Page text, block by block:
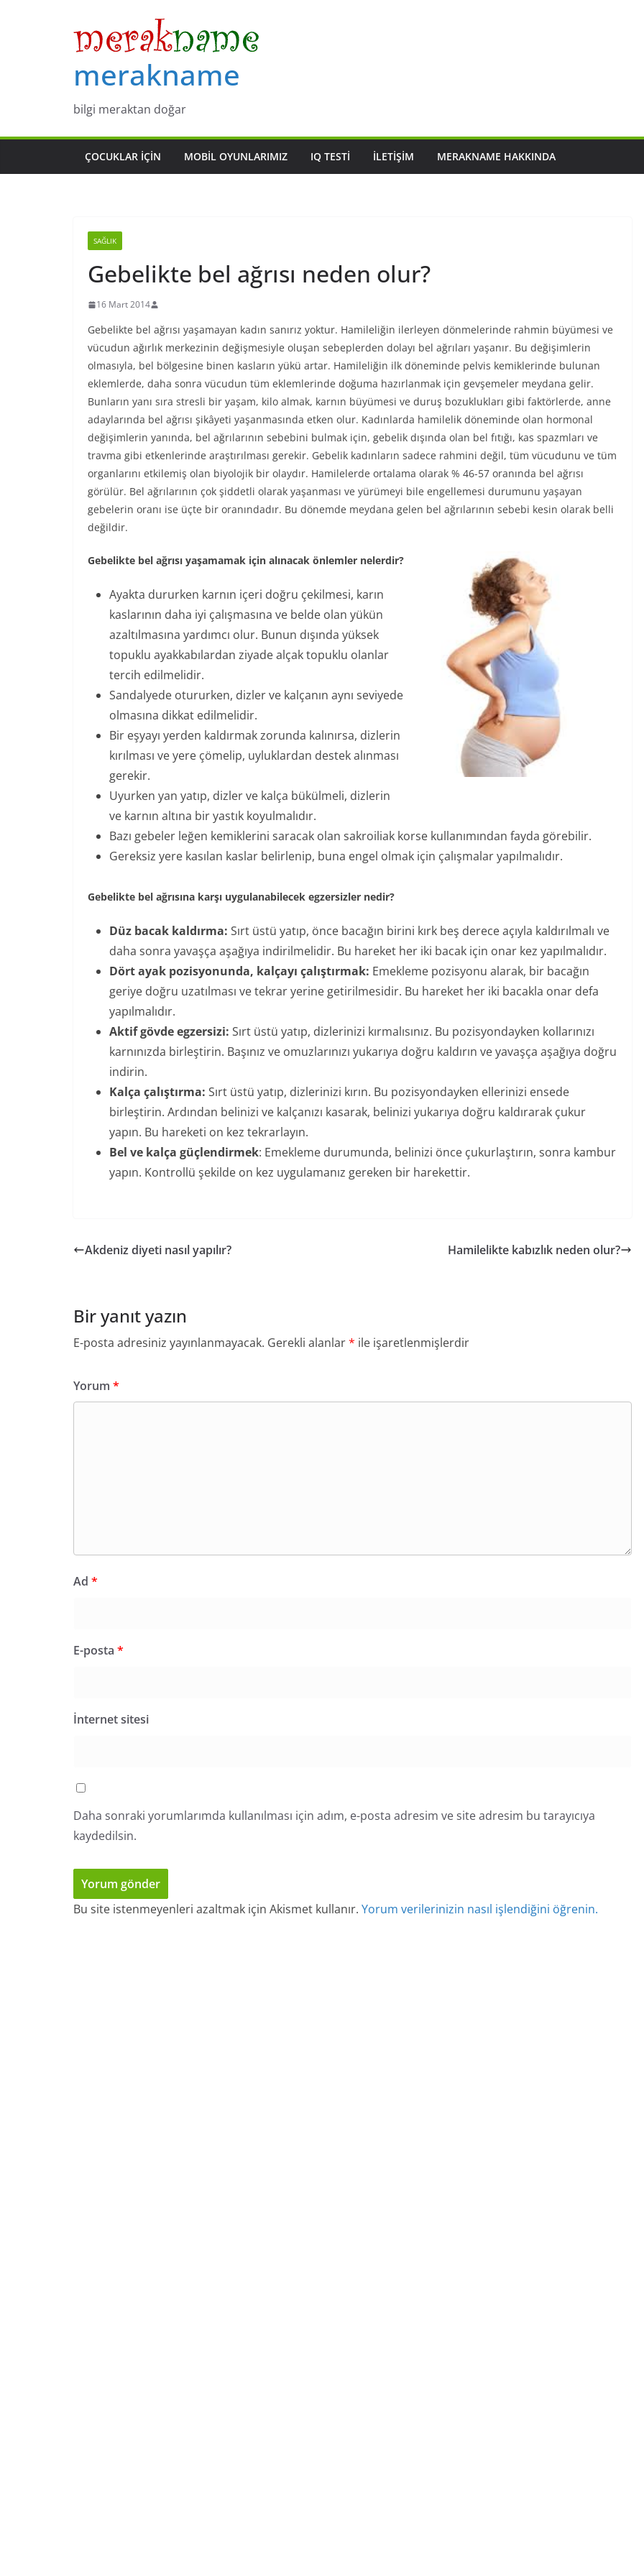
merakname
bilgi meraktan doğar
ÇOCUKLAR IÇIN MOBIL OYUNLARIMIZ IQ TESTI İLETIŞIM MERAKNAME HAKKINDA
SAĞLIK
Gebelikte bel ağrısı neden olur?
16 Mart 2014
Gebelikte bel ağrısı yaşamayan kadın sanırız yoktur. Hamileliğin ilerleyen dönmelerinde rahmin büyümesi ve
vücudun ağırlık merkezinin değişmesiyle oluşan sebeplerden dolayı bel ağrıları yaşanır. Bu değişimlerin
olmasıyla, bel bölgesine binen kasların yükü artar. Hamileliğin ilk döneminde pelvis kemiklerinde bulunan
eklemlerde, daha sonra vücudun tüm eklemlerinde doğuma hazırlanmak için gevşemeler meydana gelir.
Bunların yanı sıra stresli bir yaşam, kilo almak, karnın büyümesi ve duruş bozuklukları gibi faktörlerde, anne
adaylarında bel ağrısı şikâyeti yaşanmasında etken olur. Kadınlarda hamilelik döneminde olan hormonal
değişimlerin yanında, bel ağrılarının sebebini bulmak için, gebelik dışında olan bel fıtığı, kas spazmları ve
travma gibi etkenlerinde araştırılması gerekir. Gebelik kadınların sadece rahmini değil, tüm vücudunu ve tüm
organlarını etkilemiş olan biyolojik bir olaydır. Hamilelerde ortalama olarak % 46-57 oranında bel ağrısı
görülür. Bel ağrılarının çok şiddetli olarak yaşanması ve yürümeyi bile engellemesi durumunu yaşayan
gebelerin oranı ise üçte bir oranındadır. Bu dönemde meydana gelen bel ağrılarının sebebi kesin olarak belli
değildir.
Gebelikte bel ağrısı yaşamamak için alınacak önlemler nelerdir?
Ayakta dururken karnın içeri doğru çekilmesi, karın
kaslarının daha iyi çalışmasına ve belde olan yükün
azaltılmasına yardımcı olur. Bunun dışında yüksek
topuklu ayakkabılardan ziyade alçak topuklu olanlar
tercih edilmelidir.
Sandalyede otururken, dizler ve kalçanın aynı seviyede
olmasına dikkat edilmelidir.
Bir eşyayı yerden kaldırmak zorunda kalınırsa, dizlerin
kırılması ve yere çömelip, uyluklardan destek alınması
gerekir.
Uyurken yan yatıp, dizler ve kalça bükülmeli, dizlerin
ve karnın altına bir yastık koyulmalıdır.
Bazı gebeler leğen kemiklerini saracak olan sakroiliak korse kullanımından fayda görebilir.
Gereksiz yere kasılan kaslar belirlenip, buna engel olmak için çalışmalar yapılmalıdır.
Gebelikte bel ağrısına karşı uygulanabilecek egzersizler nedir?
Düz bacak kaldırma: Sırt üstü yatıp, önce bacağın birini kırk beş derece açıyla kaldırılmalı ve
daha sonra yavaşça aşağıya indirilmelidir. Bu hareket her iki bacak için onar kez yapılmalıdır.
Dört ayak pozisyonunda, kalçayı çalıştırmak: Emekleme pozisyonu alarak, bir bacağın
geriye doğru uzatılması ve tekrar yerine getirilmesidir. Bu hareket her iki bacakla onar defa
yapılmalıdır.
Aktif gövde egzersizi: Sırt üstü yatıp, dizlerinizi kırmalısınız. Bu pozisyondayken kollarınızı
karnınızda birleştirin. Başınız ve omuzlarınızı yukarıya doğru kaldırın ve yavaşça aşağıya doğru
indirin.
Kalça çalıştırma: Sırt üstü yatıp, dizlerinizi kırın. Bu pozisyondayken ellerinizi ensede
birleştirin. Ardından belinizi ve kalçanızı kasarak, belinizi yukarıya doğru kaldırarak çukur
yapın. Bu hareketi on kez tekrarlayın.
Bel ve kalça güçlendirmek: Emekleme durumunda, belinizi önce çukurlaştırın, sonra kambur
yapın. Kontrollü şekilde on kez uygulamanız gereken bir harekettir.
Akdeniz diyeti nasıl yapılır? Hamilelikte kabızlık neden olur?
Bir yanıt yazın
E-posta adresiniz yayınlanmayacak. Gerekli alanlar* ile işaretlenmişlerdir
Yorum *
Ad *
E-posta *
İnternet sitesi
Daha sonraki yorumlarımda kullanılması için adım, e-posta adresim ve site adresim bu tarayıcıya
kaydedilsin.
Bu site istenmeyenleri azaltmak için Akismet kullanır. Yorum verilerinizin nasıl işlendiğini öğrenin.